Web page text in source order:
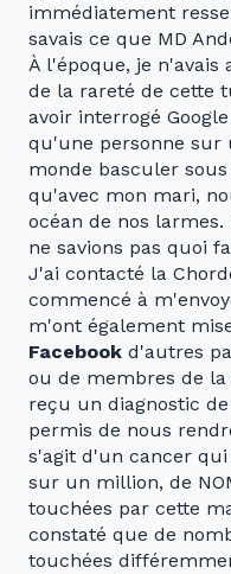
immédiatement
savais ce que MD
À l'époque, je n'avais
de la rareté de cette
avoir interrogé
qu'une personne sur
monde basculer
qu'avec mon mari,
océan de nos
ne savions pas quoi
J'ai contacté la
commencé à
m'ont également
Facebook d'autres
ou de membres de
reçu un diagnostic
permis de nous
s'agit d'un cancer
sur un million, de
touchées par cette
constaté que de
touchées